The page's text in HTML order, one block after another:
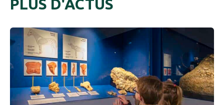
PLUS D'ACTUS
# #